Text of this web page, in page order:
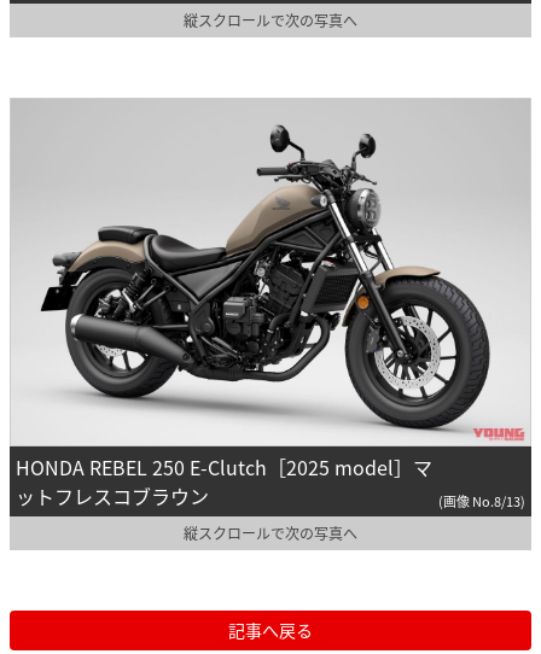
縦スクロールで次の写真へ
HONDA REBEL 250 E-Clutch［2025 model］マ
ットフレスコブラウン
(画像 No.8/13)
縦スクロールで次の写真へ
記事へ戻る